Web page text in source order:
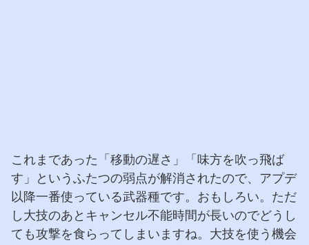
これまであった「移動の遅さ」「味方を吹っ飛ば
す」というふたつの弱点が解消されたので、アプデ
以降一番使っている武器種です。おもしろい。ただ
し大技のあとキャンセル不能時間が長いのでどうし
ても攻撃を食らってしまいますね。大技を使う機会